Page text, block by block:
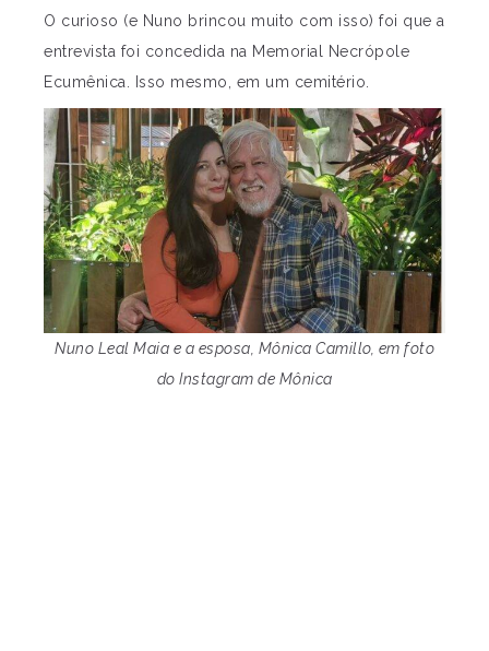
O curioso (e Nuno brincou muito com isso) foi que a
entrevista foi concedida na Memorial Necrópole
Ecumênica. Isso mesmo, em um cemitério.
Nuno Leal Maia e a esposa, Mônica Camillo, em foto
do Instagram de Mônica